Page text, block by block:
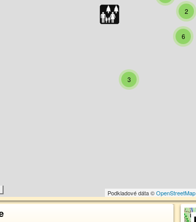
6
3
2
Podkladové dáta ©OpenStreetMap